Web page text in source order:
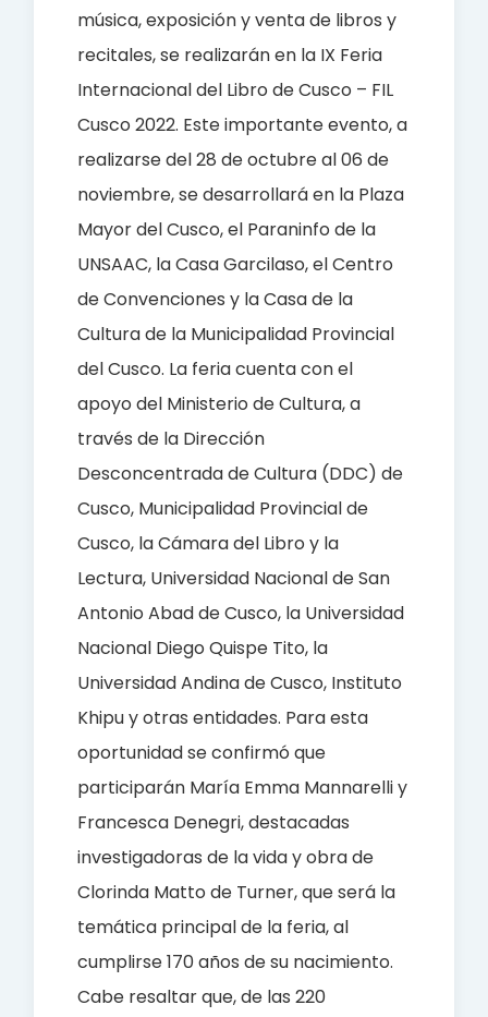
música, exposición y venta de libros y
recitales, se realizarán en la IX Feria
Internacional del Libro de Cusco – FIL
Cusco 2022. Este importante evento, a
realizarse del 28 de octubre al 06 de
noviembre, se desarrollará en la Plaza
Mayor del Cusco, el Paraninfo de la
UNSAAC, la Casa Garcilaso, el Centro
de Convenciones y la Casa de la
Cultura de la Municipalidad Provincial
del Cusco. La feria cuenta con el
apoyo del Ministerio de Cultura, a
través de la Dirección
Desconcentrada de Cultura (DDC) de
Cusco, Municipalidad Provincial de
Cusco, la Cámara del Libro y la
Lectura, Universidad Nacional de San
Antonio Abad de Cusco, la Universidad
Nacional Diego Quispe Tito, la
Universidad Andina de Cusco, Instituto
Khipu y otras entidades. Para esta
oportunidad se confirmó que
participarán María Emma Mannarelli y
Francesca Denegri, destacadas
investigadoras de la vida y obra de
Clorinda Matto de Turner, que será la
temática principal de la feria, al
cumplirse 170 años de su nacimiento.
Cabe resaltar que, de las 220